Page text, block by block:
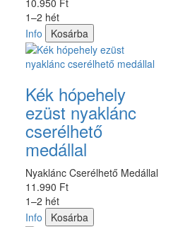
1–2 hét
Info
Kosárba
Kék hópehely
ezüst nyaklánc
cserélhető
medállal
Nyaklánc Cserélhető Medállal
11.990 Ft
1–2 hét
Info
Kosárba